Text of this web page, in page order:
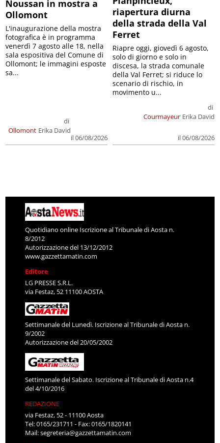
Noussan in mostra a
Ollomont
Ollomont
di
Erika David
il 06/08/2026
L'inaugurazione della mostra
fotografica è in programma
venerdì 7 agosto alle 18, nella
sala espositiva del Comune di
Ollomont; le immagini esposte
sa...
riapertura diurna
della strada della Val
Ferret
Courmayeur
di
Erika David
il 06/08/2026
Riapre oggi, giovedì 6 agosto,
solo di giorno e solo in
discesa, la strada comunale
della Val Ferret; si riduce lo
scenario di rischio, in
movimento u...
Quotidiano online Iscrizione al Tribunale di Aosta n.
8/2012
Autorizzazione del 13/12/2012
www.gazzettamatin.com
Editore
LG PRESSE S.R.L.
via Festaz, 52 11100 AOSTA
Settimanale del Lunedì. Iscrizione al Tribunale di Aosta n.
9/2002
Autorizzazione del 20/05/2002
Settimanale del Sabato. Iscrizione al Tribunale di Aosta n.4
del 4/10/2016
REDAZIONE
via Festaz, 52 - 11100 Aosta
Tel: 0165/231711 - Fax: 0165/1820141
Mail:segreteria@gazzettamatin.com